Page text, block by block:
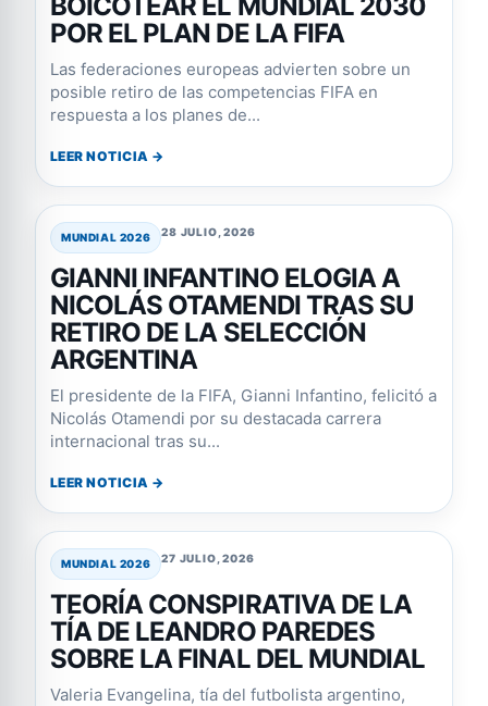
POR EL PLAN DE LA FIFA
Las federaciones europeas advierten sobre un
posible retiro de las competencias FIFA en
respuesta a los planes de...
LEER NOTICIA →
MUNDIAL 2026 28 JULIO, 2026
GIANNI INFANTINO ELOGIA A
NICOLÁS OTAMENDI TRAS SU
RETIRO DE LA SELECCIÓN
ARGENTINA
El presidente de la FIFA, Gianni Infantino, felicitó a
Nicolás Otamendi por su destacada carrera
internacional tras su...
LEER NOTICIA →
MUNDIAL 2026 27 JULIO, 2026
TEORÍA CONSPIRATIVA DE LA
TÍA DE LEANDRO PAREDES
SOBRE LA FINAL DEL MUNDIAL
Valeria Evangelina, tía del futbolista argentino,